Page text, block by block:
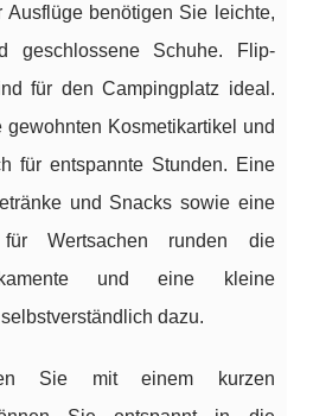
Ausflüge benötigen Sie leichte,
geschlossene Schuhe. Flip-
für den Campingplatz ideal.
Kosmetikartikel und
für entspannte Stunden. Eine
und Snacks sowie eine
für Wertsachen runden die
und eine kleine
dazu.
Sie mit einem kurzen